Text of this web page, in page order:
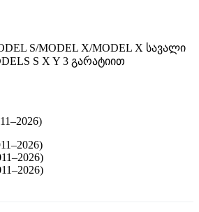
S/MODEL X/MODEL X სავალი
S X Y 3 გარატიით